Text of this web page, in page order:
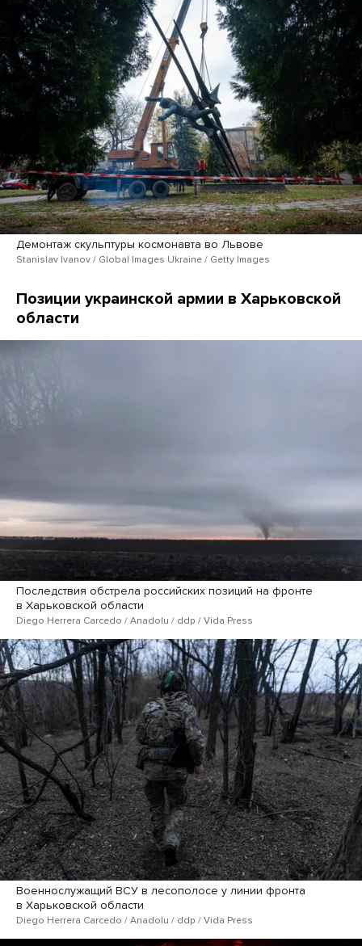
Демонтаж скульптуры космонавта во Львове
Stanislav Ivanov / Global Images Ukraine / Getty Images
Позиции украинской армии в Харьковской
области
Последствия обстрела российских позиций на фронте
в Харьковской области
Diego Herrera Carcedo / Anadolu / ddp / Vida Press
Военнослужащий ВСУ в лесополосе у линии фронта
в Харьковской области
Diego Herrera Carcedo / Anadolu / ddp / Vida Press